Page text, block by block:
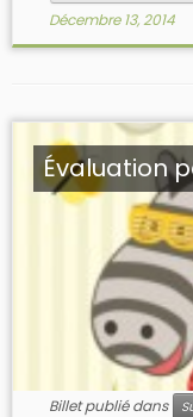
Décembre 13, 2014
Évaluation
Billet publié dans